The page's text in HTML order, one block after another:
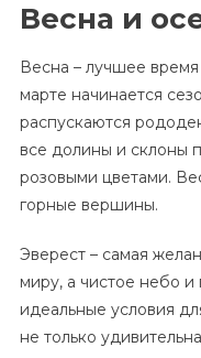
Весна и
Весна – лучшее
марте начинается
распускаются
все долины и склоны
розовыми цветами.
горные вершины.
Эверест – самая
миру, а чистое небо и
идеальные условия
не только